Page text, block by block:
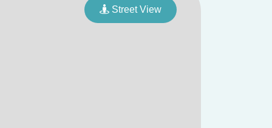
Street View